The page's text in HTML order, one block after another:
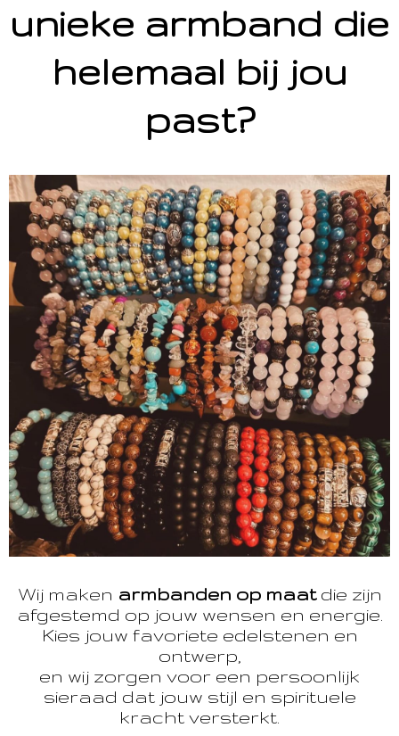
unieke armband die
helemaal bij jou
past?
Wij maken armbanden op maatdie zijn
afgestemd op jouw wensen en energie.
Kies jouw favoriete edelstenen en
ontwerp,
en wij zorgen voor een persoonlijk
sieraad dat jouw stijl en spirituele
kracht versterkt.